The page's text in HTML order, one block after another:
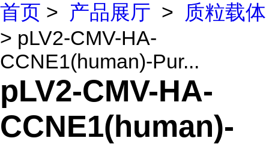
首页 > 产品展厅 >
质粒载体
> pLV2-CMV-HA-
CCNE1(human)-Pur...
pLV2-CMV-HA-
CCNE1(human)-